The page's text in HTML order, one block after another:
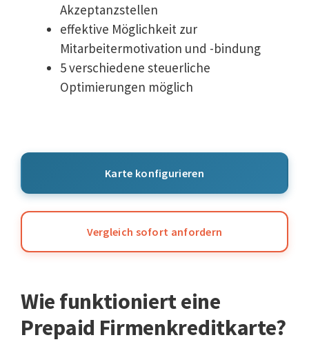
Akzeptanzstellen
effektive Möglichkeit zur
Mitarbeitermotivation und -bindung
5 verschiedene steuerliche
Optimierungen möglich
Karte konfigurieren
Vergleich sofort anfordern
Wie funktioniert eine
Prepaid Firmenkreditkarte?